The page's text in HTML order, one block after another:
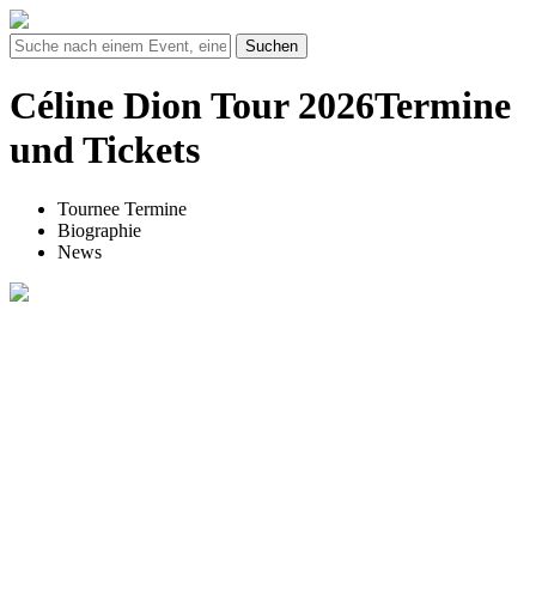
Suchen
Céline Dion Tour 2026Termine
und Tickets
Tournee Termine
Biographie
News